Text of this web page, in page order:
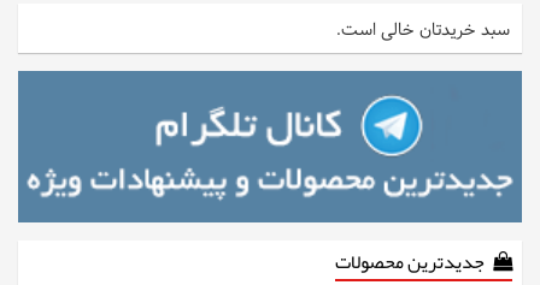
سبد خریدتان خالی است.
جدیدترین محصولات